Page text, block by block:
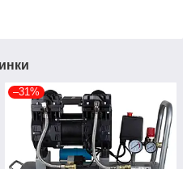
–31%